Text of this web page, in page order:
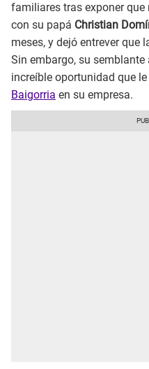
familiares tras exponer
con su papá Christian
meses, y dejó entrever que
Sin embargo, su
increíble oportunidad que
Baigorria en su empresa.